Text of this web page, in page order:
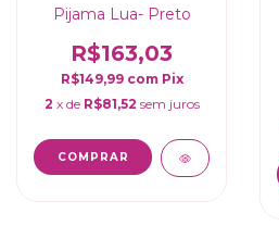
Pijama Lua- Preto
R$163,03
R$149,99 com Pix
2 x de R$81,52 sem juros
COMPRAR